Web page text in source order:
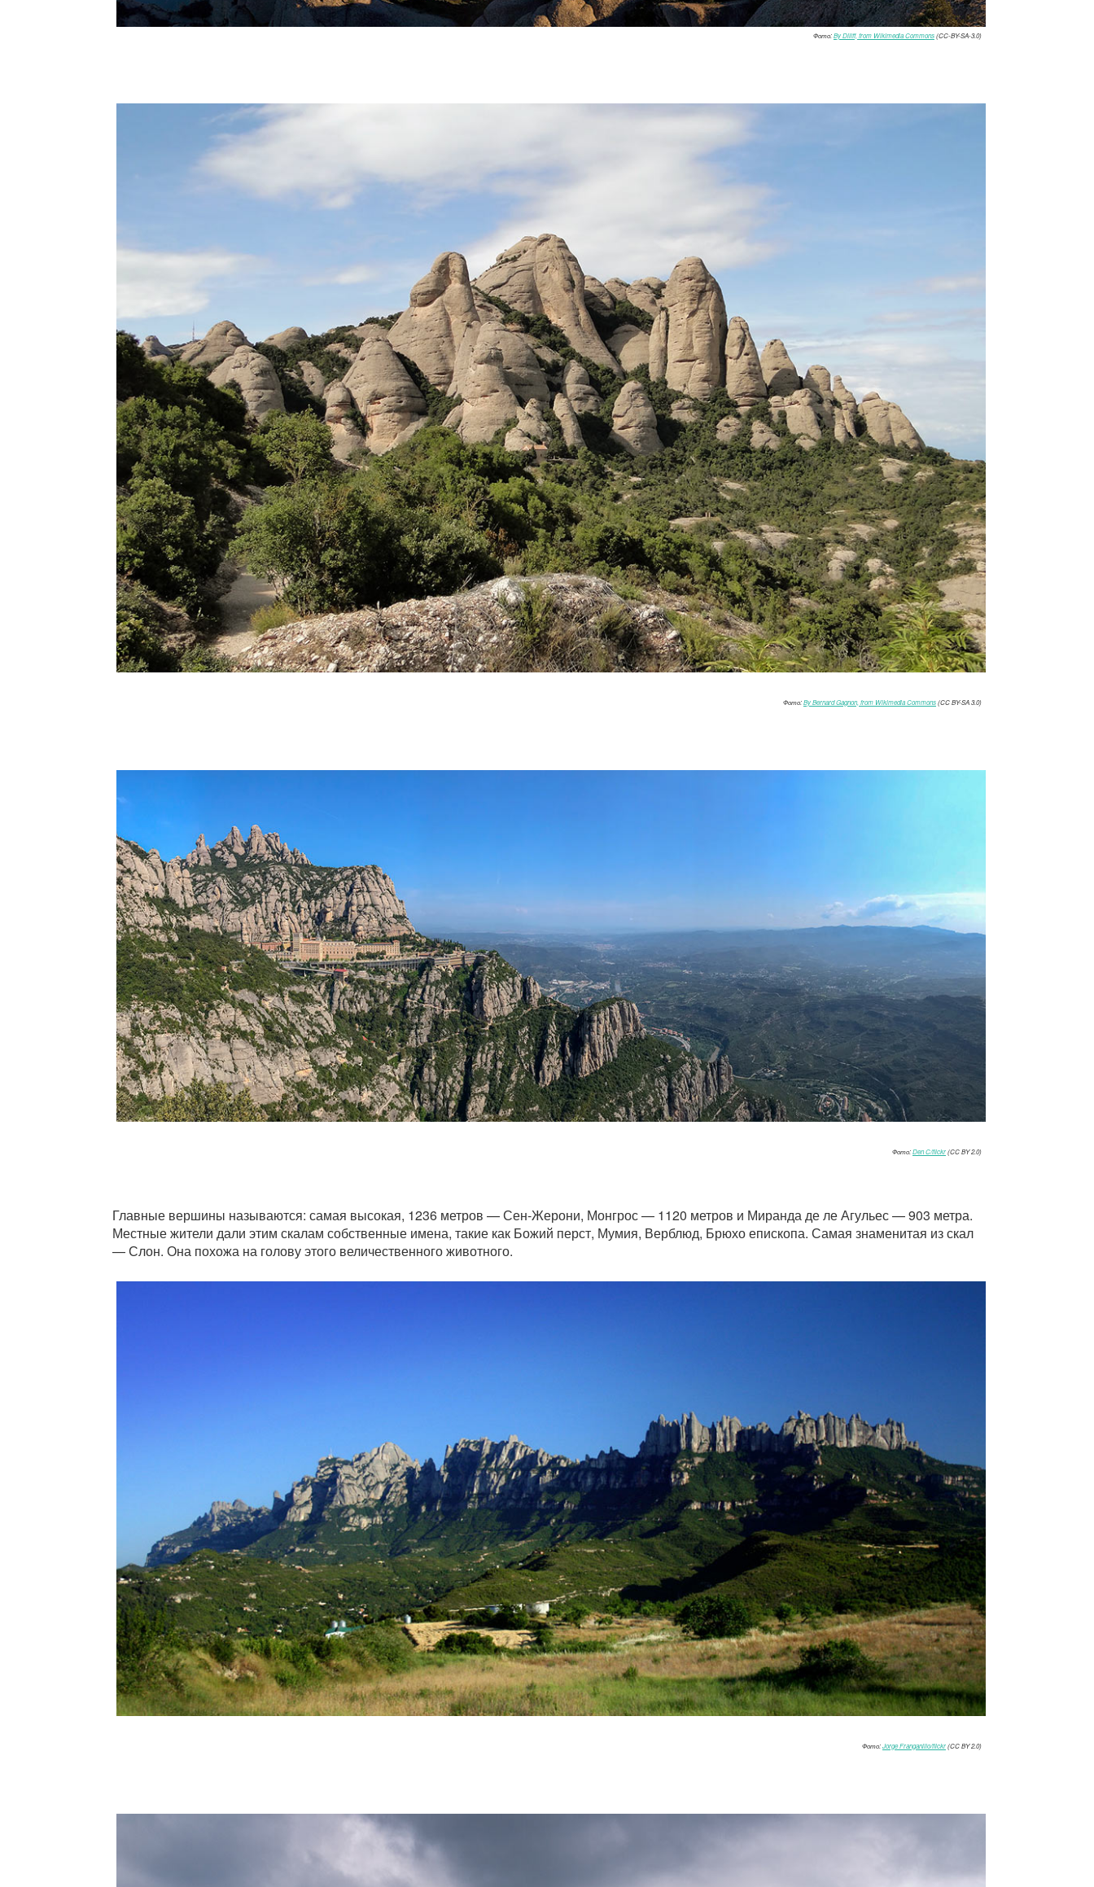
Фото:By Diliff, from Wikimedia Commons(CC-BY-SA-3.0)
Фото:By Bernard Gagnon, from Wikimedia Commons(CC BY-SA 3.0)
Фото:Den C/flickr(CC BY 2.0)
Главные вершины называются: самая высокая, 1236 метров — Сен-Жерони, Монгрос — 1120 метров и Миранда де ле Агульес — 903 метра.
Местные жители дали этим скалам собственные имена, такие как Божий перст, Мумия, Верблюд, Брюхо епископа. Самая знаменитая из скал
— Слон. Она похожа на голову этого величественного животного.
Фото:Jorge Franganillo/flickr(CC BY 2.0)